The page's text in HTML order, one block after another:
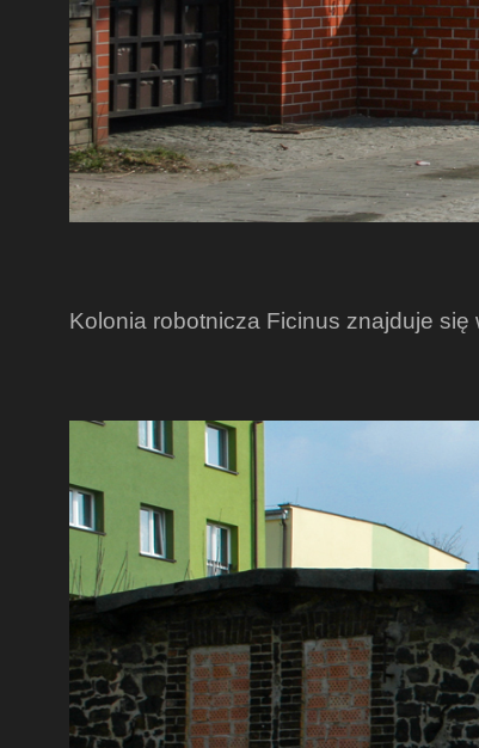
Kolonia robotnicza Ficinus znajduje